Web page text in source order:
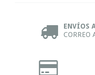
ENVÍOS
CORREO